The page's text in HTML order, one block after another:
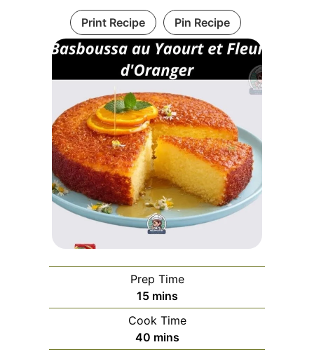
Print Recipe Pin Recipe
Prep Time
15minutes
mins
Cook Time
40minutes
mins